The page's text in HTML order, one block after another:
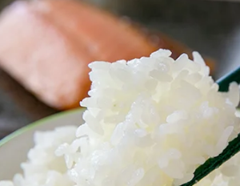
分が育てたお米を直接お
ら、農業を心から面白い
これからも、稲作に最適
いお米を届けていきた